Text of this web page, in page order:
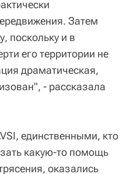
Затем
поскольку и в
его территории не
драматическая,
- рассказала
единственными, кто
какую-то помощь
оказались